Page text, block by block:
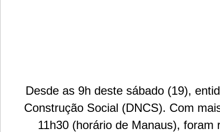
Desde as 9h deste sábado (19),
Construção Social (DNCS). Com
11h30 (horário de Manaus),